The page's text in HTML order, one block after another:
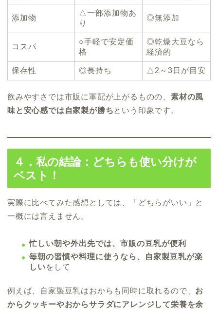
添加物
△一部添加物あ
り
◎無添加
コスパ
○手軽で安定価
格
◎乾燥大豆なら
経済的
保存性 ◎長持ち △2～3日が目安
飲みやすさでは市販に軍配が上がるものの、 素材の風
味と安心感では自家製が勝ちという印象です。
４．私の結論：どちらも使い分けが
ベスト！
実際に比べてみた感想としては、「どちらがいい」と
一概には言えません。
忙しい朝や外出先では、市販の豆乳が便利
毎朝の習慣や料理に使うなら、自家製豆乳が楽
しいをして
例えば、自家製豆乳はおからも同時に取れるので、 お
からクッキーやおからサラダにアレンジして栄養を余